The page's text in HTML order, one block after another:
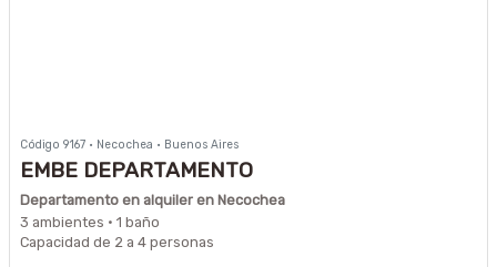
Código 9167 · Necochea · Buenos Aires
EMBE DEPARTAMENTO
Departamento en alquiler en Necochea
3 ambientes · 1 baño
Capacidad de 2 a 4 personas